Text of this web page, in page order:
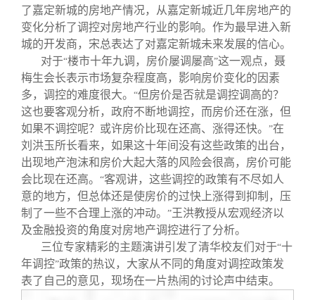
校友视界
理事会名单
制度法规
联系我们
了嘉定新城的房地产情况，从嘉定新城近几年房地产的
变化分析了调控对房地产行业的影响。作为最早进入新
城的开发商，宋总表达了对嘉定新城未来发展的信心。
对于“楼市十年九调，房价屡调屡高”这一观点，聂
梅生会长表示市场复杂程度高，影响房价变化的因素
多，调控的难度很大。 “但房价是否就是调控调高的？
这也要客观分析，政府不断地调控，而房价还在涨，但
如果不调控呢？或许房价比现在还高、涨得还快。 ”在
刘洪玉所长看来，如果这十年间没有这些政策的出台，
出现地产泡沫和房价大起大落的风险会很高，房价可能
会比现在还高。 “客观讲，这些调控的政策有不尽如人
意的地方，但总体还是使房价的过快上涨得到抑制，压
制了一些不合理上涨的冲动。 ”王洪教授从宏观经济以
及金融投资的角度对房地产调控进行了分析。
三位专家精彩的主题演讲引发了清华校友们对于“十
年调控”政策的热议，大家从不同的角度对调控政策发
表了自己的意见，现场在一片热闹的讨论声中结束。